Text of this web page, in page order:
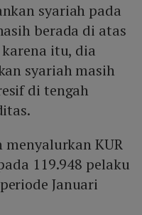
syariah pada
berada di atas
itu, dia
syariah masih
di tengah
menyalurkan KUR
119.948 pelaku
Januari